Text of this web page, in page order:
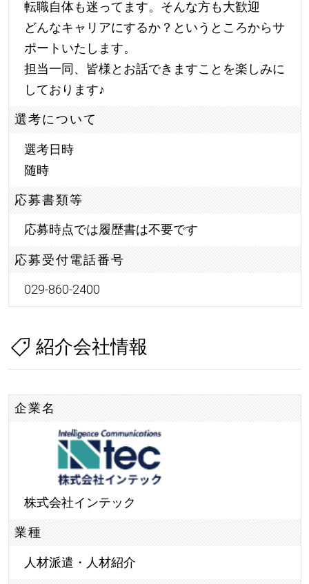
転職自体も迷ってます。そんな方も大歓迎
どんなキャリアにするか？というところからサ
ポートいたします。
担当一同、皆様とお話できますことを楽しみに
しております♪
選考について
選考日時
随時
応募書類等
応募時点では履歴書は不要です
応募受付電話番号
029-860-2400
紹介会社情報
企業名
株式会社インテック
業種
人材派遣・人材紹介